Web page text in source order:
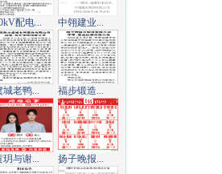
配电... 中翎建业...
城老鸭... 福步锻造...
玥与谢... 扬子晚报...